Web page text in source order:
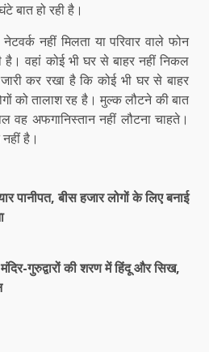
बात हो रही है।
नहीं मिलता या परिवार वाले फोन
है। वहां कोई भी घर से बाहर नहीं निकल
कर रखा है कि कोई भी घर से बाहर
को तालाश रह है। मुल्क लौटने की बात
वह अफगानिस्तान नहीं लौटना चाहते।
है।
पानीपत, बीस हजार लोगों के लिए बनाई
गुरुद्वारों की शरण में हिंदू और सिख,